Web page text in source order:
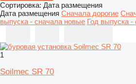
Сортировка: Дата размещения
Дата размещения Сначала дорогие
выпуска - сначала новые Год выпуска -
1
Soilmec SR 70